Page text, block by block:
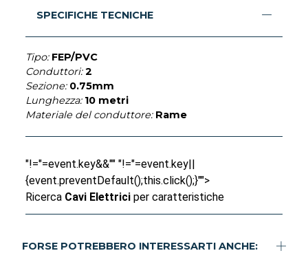
SPECIFICHE TECNICHE
Tipo: FEP/PVC
Conduttori: 2
Sezione: 0.75mm
Lunghezza: 10 metri
Materiale del conduttore: Rame
"!="=event.key&&"" "!="=event.key||
{event.preventDefault();this.click();}"">
Ricerca Cavi Elettriciper caratteristiche
FORSE POTREBBERO INTERESSARTI ANCHE: